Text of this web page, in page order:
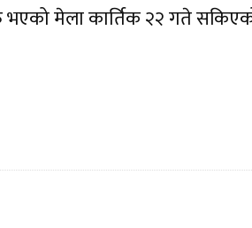
मेला कार्तिक २२ गते